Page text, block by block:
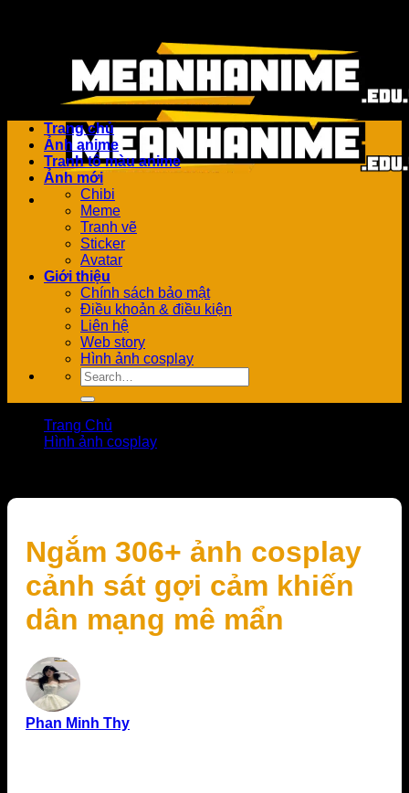
Trang chủ
Ảnh anime
Tranh tô màu anime
Ảnh mới
Chibi
Meme
Tranh vẽ
Sticker
Avatar
Giới thiệu
Chính sách bảo mật
Điều khoản & điều kiện
Liên hệ
Web story
Hình ảnh cosplay
Trang Chủ
Hình ảnh cosplay
Ngắm 306+ ảnh cosplay
cảnh sát gợi cảm khiến
dân mạng mê mẩn
Phan Minh Thy